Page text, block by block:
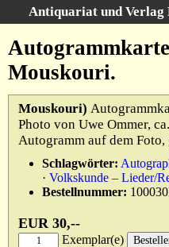
Antiquariat und
Startseite
Suche
Gebiete
Gesamtbestand
Warenkorb
Über uns
Mouskouri.
Mouskouri)
Photo von Uwe Ommer,
Autogramm auf dem
Schlagwörter:
· Volkskunde – Lieder/
Bestellnummer:
EUR 30,--
Exemplar(e)